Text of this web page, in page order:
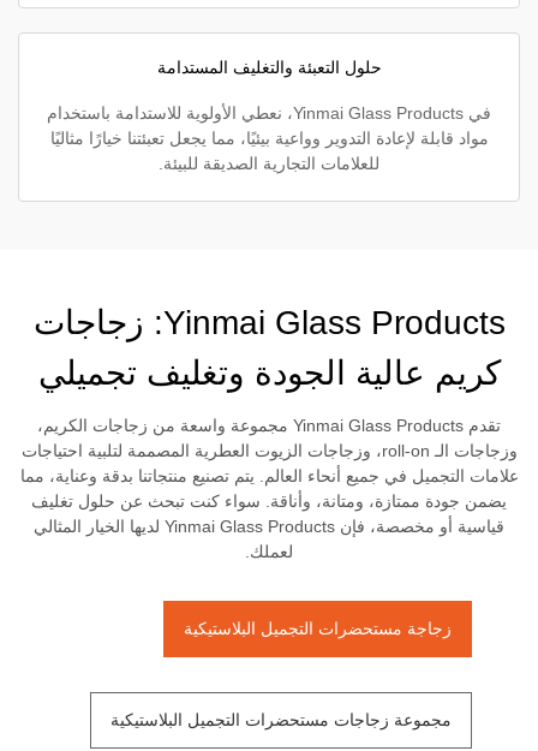
حلول التعبئة والتغليف المستدامة
في Yinmai Glass Products، نعطي الأولوية للاستدامة باستخدام
مواد قابلة لإعادة التدوير وواعية بيئيًا، مما يجعل تعبئتنا خيارًا مثاليًا
للعلامات التجارية الصديقة للبيئة.
Yinmai Glass Products: زجاجات
كريم عالية الجودة وتغليف تجميلي
تقدم Yinmai Glass Products مجموعة واسعة من زجاجات الكريم،
وزجاجات الـ roll-on، وزجاجات الزيوت العطرية المصممة لتلبية احتياجات
علامات التجميل في جميع أنحاء العالم. يتم تصنيع منتجاتنا بدقة وعناية، مما
يضمن جودة ممتازة، ومتانة، وأناقة. سواء كنت تبحث عن حلول تغليف
قياسية أو مخصصة، فإن Yinmai Glass Products لديها الخيار المثالي
لعملك.
زجاجة مستحضرات التجميل البلاستيكية
مجموعة زجاجات مستحضرات التجميل البلاستيكية